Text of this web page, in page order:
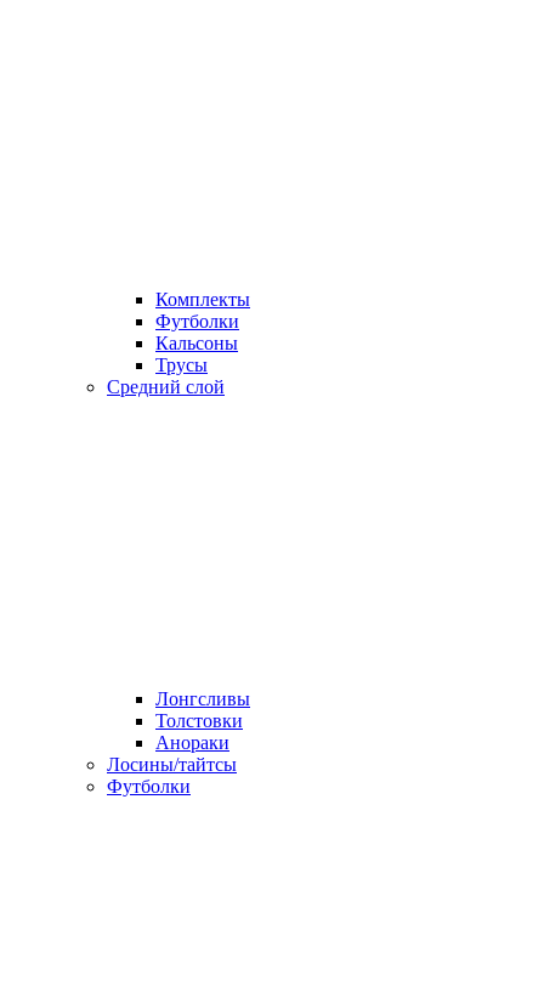
Комплекты
Футболки
Кальсоны
Трусы
Средний слой
Лонгсливы
Толстовки
Анораки
Лосины/тайтсы
Футболки